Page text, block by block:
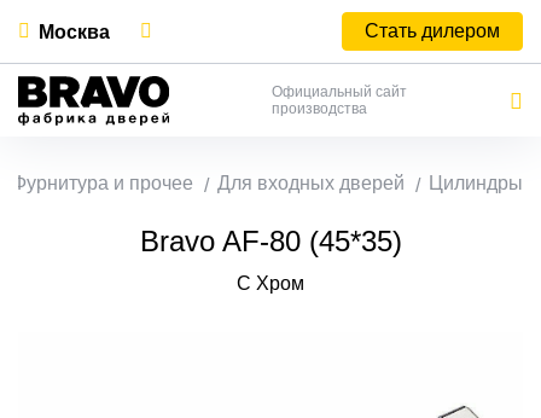
Москва Стать дилером
Официальный сайт
производства
Фурнитура и прочее Для входных дверей Цилиндры
Bravo AF-80 (45*35)
C Хром